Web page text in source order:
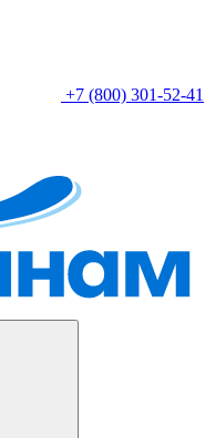
+7 (800) 301-52-41